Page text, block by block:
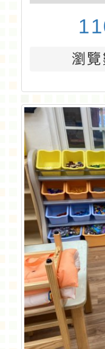
瀏